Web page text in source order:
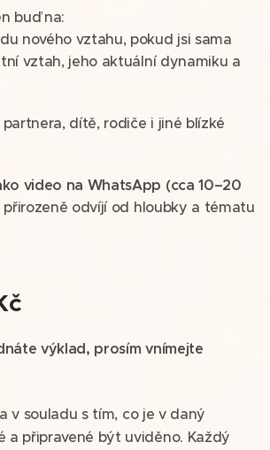
buď na:
nového vztahu, pokud jsi sama
vztah, jeho aktuální dynamiku a
dítě, rodiče i jiné blízké
video na WhatsApp (cca 10–20
přirozeně odvíjí od hloubky a tématu
výklad, prosím vnímejte
v souladu s tím, co je v daný
a připravené být uviděno. Každý